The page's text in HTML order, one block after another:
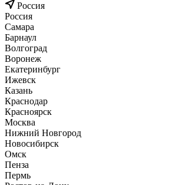
Россия
Россия
Самара
Барнаул
Волгоград
Воронеж
Екатеринбург
Ижевск
Казань
Краснодар
Красноярск
Москва
Нижний Новгород
Новосибирск
Омск
Пенза
Пермь